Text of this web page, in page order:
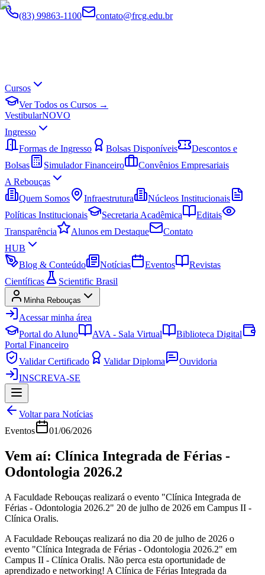
(83) 99863-1100 contato@frcg.edu.br
Cursos
Ver Todos os Cursos →
VestibularNOVO
Ingresso
Formas de Ingresso
Bolsas Disponíveis
Descontos e
Bolsas
Simulador Financeiro
Convênios Empresariais
A Rebouças
Quem Somos
Infraestrutura
Núcleos Institucionais
Políticas Institucionais
Secretaria Acadêmica
Editais
Transparência
Alunos em Destaque
Contato
HUB
Blog & Conteúdo
Notícias Eventos
Revistas
Científicas
Scientific Brasil
Minha Rebouças
Acessar minha área
Portal do Aluno
AVA - Sala Virtual
Biblioteca Digital
Portal Financeiro
Validar Certificado
Validar Diploma
Ouvidoria
INSCREVA-SE
Voltar para Notícias
Eventos
01/06/2026
Vem aí: Clínica Integrada de Férias -
Odontologia 2026.2
A Faculdade Rebouças realizará o evento "Clínica Integrada de
Férias - Odontologia 2026.2" 20 de julho de 2026 em Campus II -
Clínica Oralis.
A Faculdade Rebouças realizará no dia 20 de julho de 2026 o
evento "Clínica Integrada de Férias - Odontologia 2026.2" em
Campus II - Clínica Oralis. Não perca esta oportunidade de
aprendizado e networking! A Clínica de Férias Integrada da